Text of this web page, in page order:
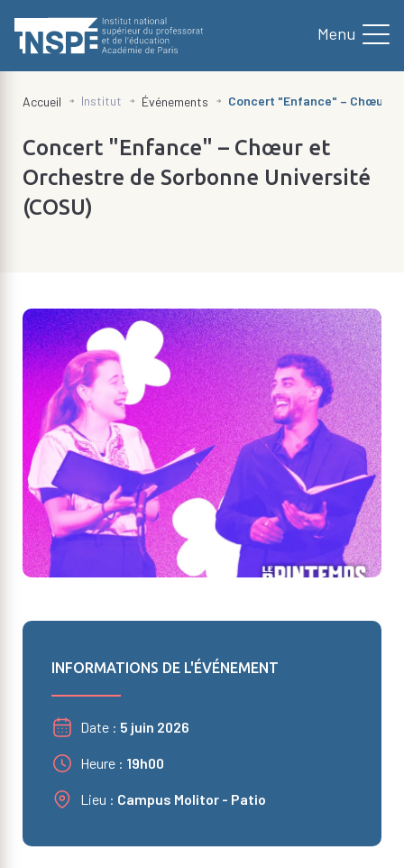
contenu
principal
d'Ariane
Accueil Institut Événements Concert "Enfance" – Chœur et
Concert "Enfance" – Chœur et
Orchestre de Sorbonne Université
(COSU)
INFORMATIONS DE L'ÉVÉNEMENT
Date 5 juin 2026
Heure 19h00
Lieu Campus Molitor - Patio